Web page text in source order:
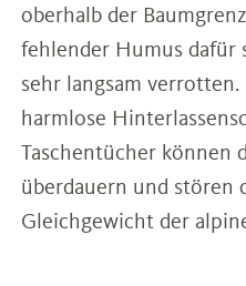
oberhalb der
fehlender Humus dafür
sehr langsam verrotten.
harmlose
Taschentücher können
überdauern und stören
Gleichgewicht der